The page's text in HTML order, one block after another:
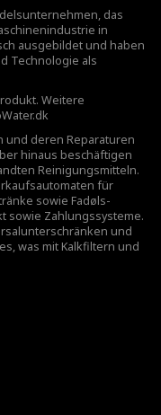
das
in
ausgebildet und haben
Technologie als
Weitere
und deren Reparaturen
hinaus beschäftigen
Reinigungsmitteln.
für
sowie Fadøls-
sowie Zahlungssysteme.
und
was mit Kalkfiltern und